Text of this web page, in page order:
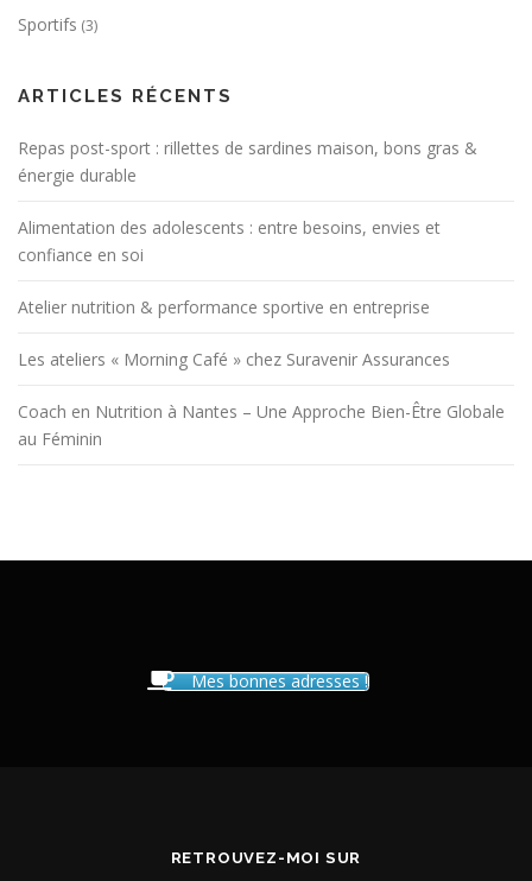
Sportifs (3)
ARTICLES RÉCENTS
Repas post-sport : rillettes de sardines maison, bons gras &
énergie durable
Alimentation des adolescents : entre besoins, envies et
confiance en soi
Atelier nutrition & performance sportive en entreprise
Les ateliers « Morning Café » chez Suravenir Assurances
Coach en Nutrition à Nantes – Une Approche Bien-Être Globale
au Féminin
Mes bonnes adresses !
RETROUVEZ-MOI SUR